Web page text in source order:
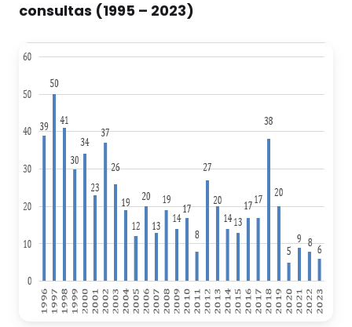
consultas (1995 – 2023)